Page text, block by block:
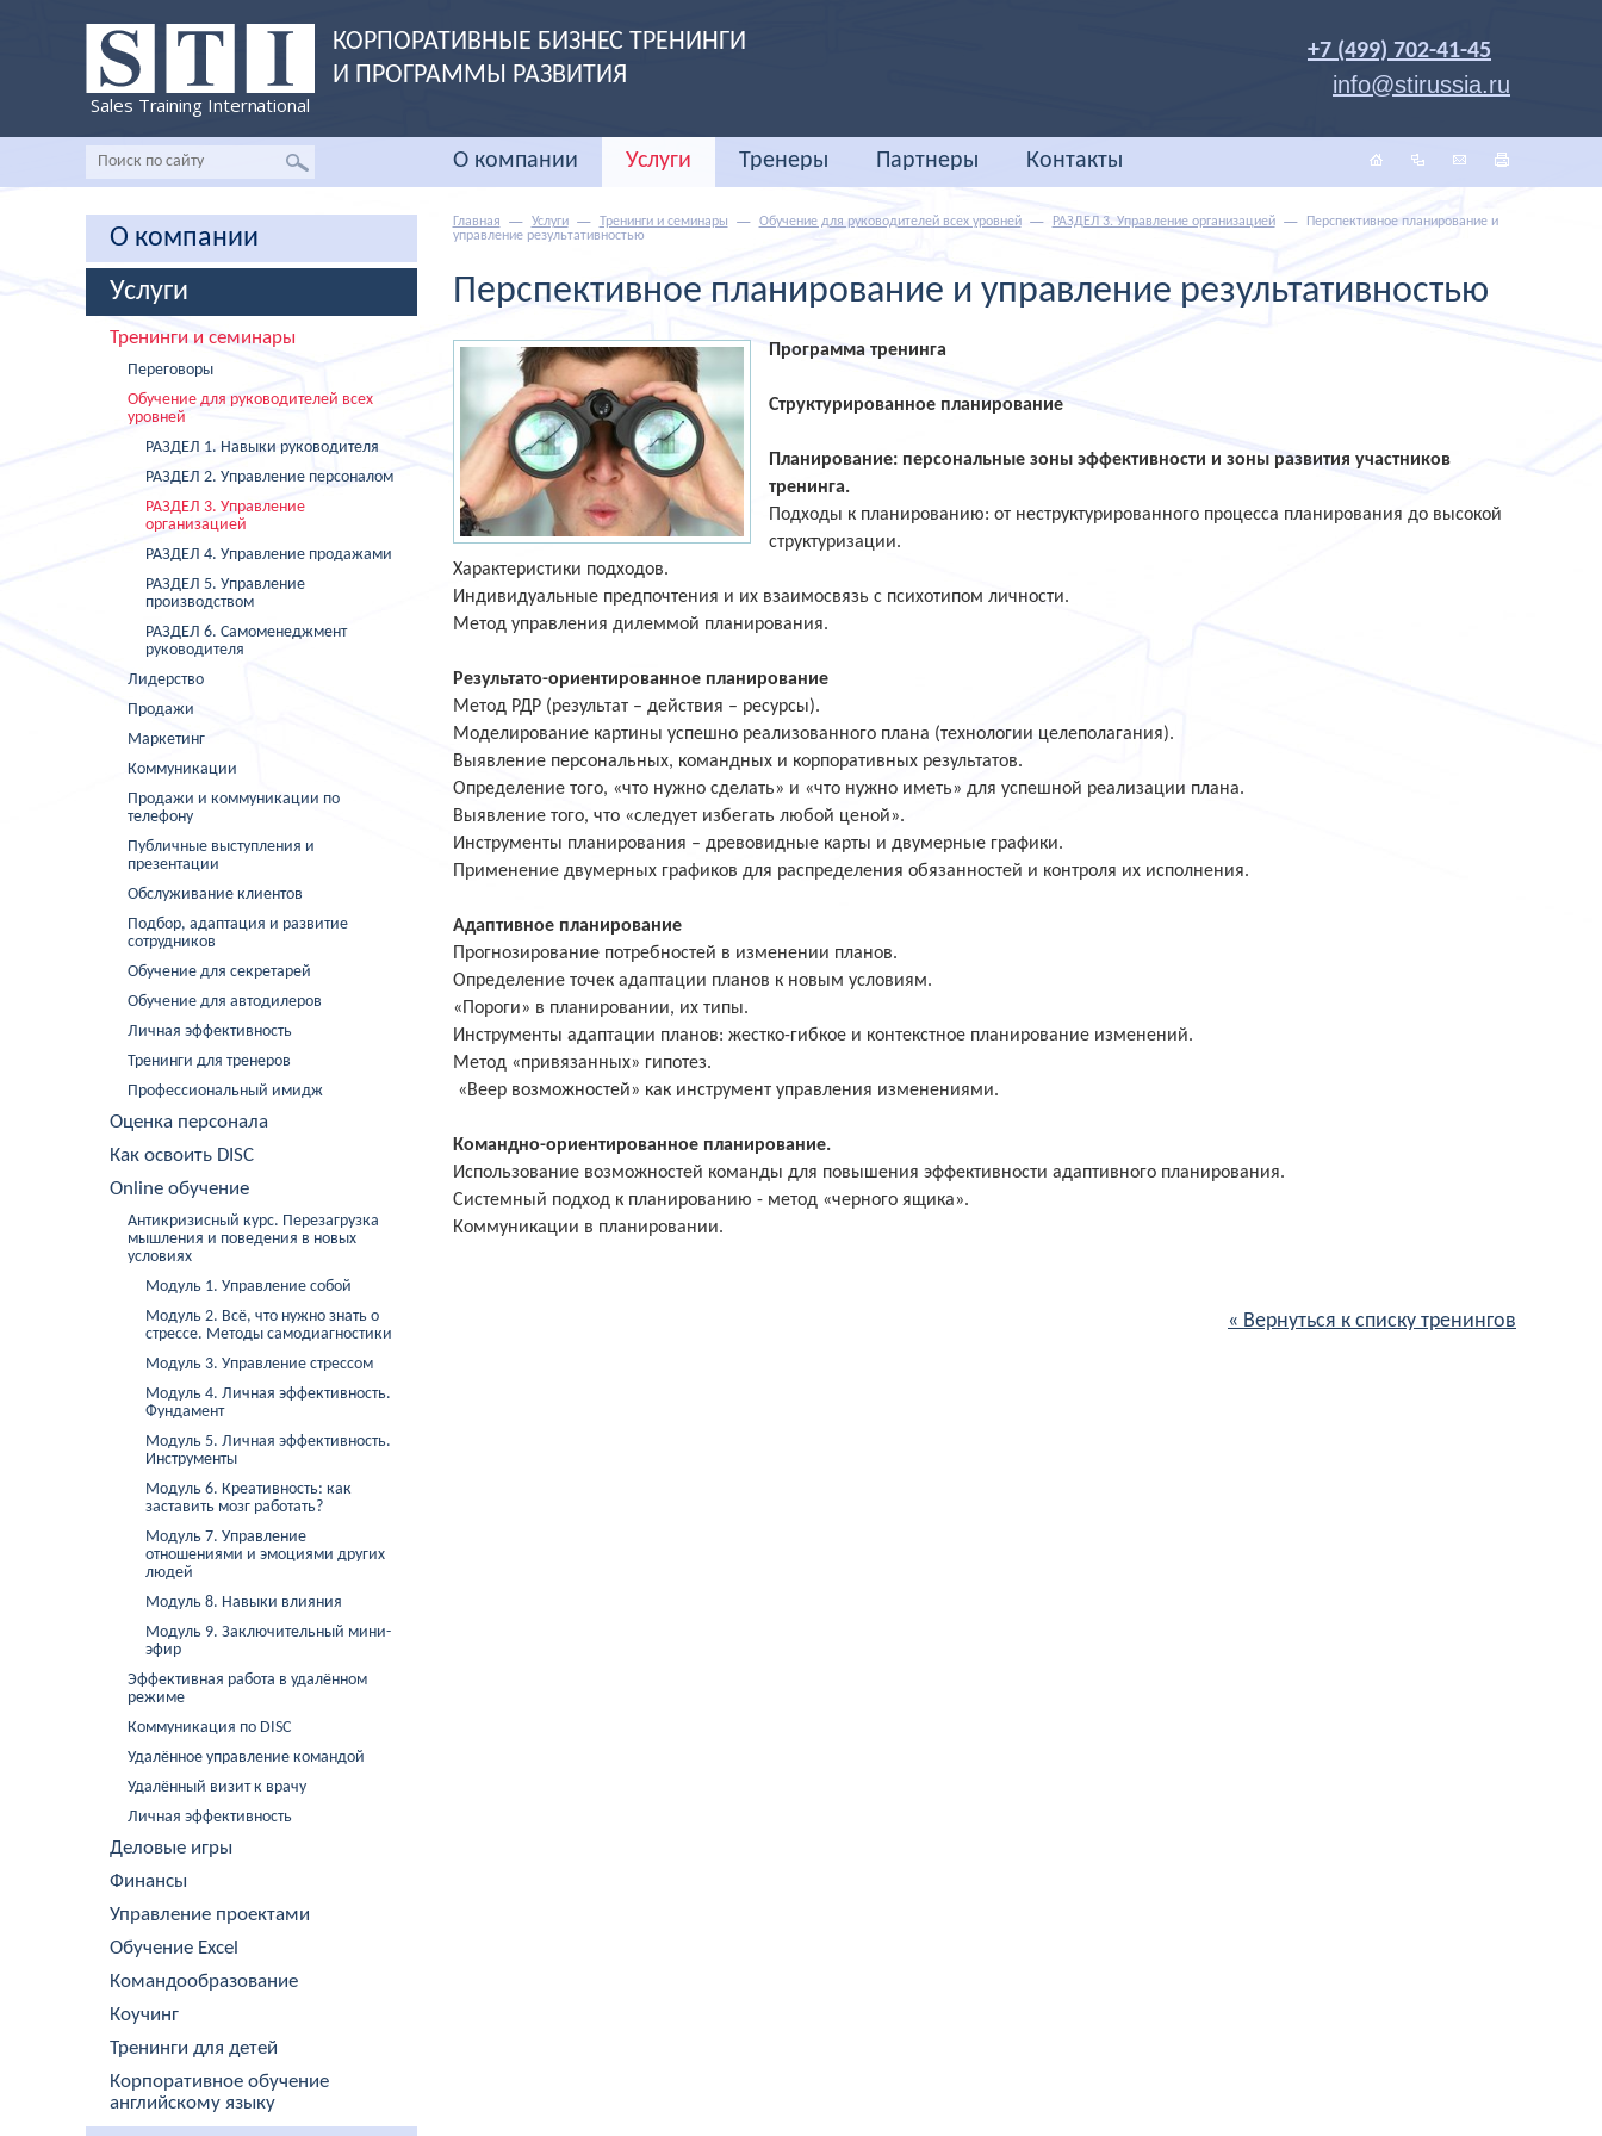
Sales Training International
КОРПОРАТИВНЫЕ БИЗНЕС ТРЕНИНГИ
И ПРОГРАММЫ РАЗВИТИЯ
+7 (499) 702-41-45
info@stirussia.ru
О компании Услуги Тренеры Партнеры Контакты
О компании
Услуги
Тренинги и семинары
Переговоры
Обучение для руководителей всех
уровней
РАЗДЕЛ 1. Навыки руководителя
РАЗДЕЛ 2. Управление персоналом
РАЗДЕЛ 3. Управление
организацией
РАЗДЕЛ 4. Управление продажами
РАЗДЕЛ 5. Управление
производством
РАЗДЕЛ 6. Самоменеджмент
руководителя
Лидерство
Продажи
Маркетинг
Коммуникации
Продажи и коммуникации по
телефону
Публичные выступления и
презентации
Обслуживание клиентов
Подбор, адаптация и развитие
сотрудников
Обучение для секретарей
Обучение для автодилеров
Личная эффективность
Тренинги для тренеров
Профессиональный имидж
Оценка персонала
Как освоить DISC
Online обучение
Антикризисный курс. Перезагрузка
мышления и поведения в новых
условиях
Модуль 1. Управление собой
Модуль 2. Всё, что нужно знать о
стрессе. Методы самодиагностики
Модуль 3. Управление стрессом
Модуль 4. Личная эффективность.
Фундамент
Модуль 5. Личная эффективность.
Инструменты
Модуль 6. Креативность: как
заставить мозг работать?
Модуль 7. Управление
отношениями и эмоциями других
людей
Модуль 8. Навыки влияния
Модуль 9. Заключительный мини-
эфир
Эффективная работа в удалённом
режиме
Коммуникация по DISC
Удалённое управление командой
Удалённый визит к врачу
Личная эффективность
Деловые игры
Финансы
Управление проектами
Обучение Excel
Командообразование
Коучинг
Тренинги для детей
Корпоративное обучение
английскому языку
Главная Услуги Тренинги и семинары Обучение для руководителей всех уровней РАЗДЕЛ 3. Управление организацией
Перспективное планирование и
управление результативностью
Перспективное планирование и управление результативностью
Программа тренинга
Структурированное планирование
Планирование: персональные зоны эффективности и зоны развития участников
тренинга.
Подходы к планированию: от неструктурированного процесса планирования до высокой
структуризации.
Характеристики подходов.
Индивидуальные предпочтения и их взаимосвязь с психотипом личности.
Метод управления дилеммой планирования.
Результато-ориентированное планирование
Метод РДР (результат – действия – ресурсы).
Моделирование картины успешно реализованного плана (технологии целеполагания).
Выявление персональных, командных и корпоративных результатов.
Определение того, «что нужно сделать» и «что нужно иметь» для успешной реализации плана.
Выявление того, что «следует избегать любой ценой».
Инструменты планирования – древовидные карты и двумерные графики.
Применение двумерных графиков для распределения обязанностей и контроля их исполнения.
Адаптивное планирование
Прогнозирование потребностей в изменении планов.
Определение точек адаптации планов к новым условиям.
«Пороги» в планировании, их типы.
Инструменты адаптации планов: жестко-гибкое и контекстное планирование изменений.
Метод «привязанных» гипотез.
«Веер возможностей» как инструмент управления изменениями.
Командно-ориентированное планирование.
Использование возможностей команды для повышения эффективности адаптивного планирования.
Системный подход к планированию - метод «черного ящика».
Коммуникации в планировании.
« Вернуться к списку тренингов